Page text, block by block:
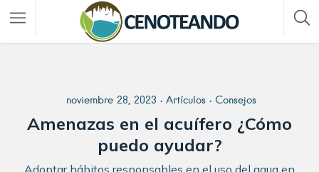
noviembre 28, 2023 Artículos Consejos
Amenazas en el acuífero ¿Cómo
puedo ayudar?
Adoptar hábitos responsables en el uso del agua en